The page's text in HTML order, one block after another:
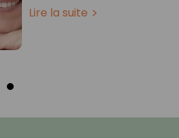
Lire la suite